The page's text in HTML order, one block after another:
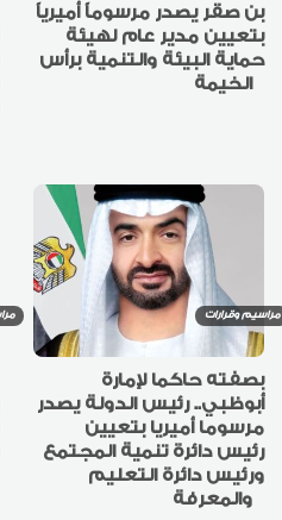
بن صقر يصدر مرسوماً أميرياً
بتعيين مدير عام لهيئة
حماية البيئة والتنمية برأس
الخيمة
مراسيم وقرارات
بصفته حاكما لإمارة
أبوظبي.. رئيس الدولة يصدر
مرسوما أميريا بتعيين
رئيس دائرة تنمية المجتمع
ورئيس دائرة التعليم